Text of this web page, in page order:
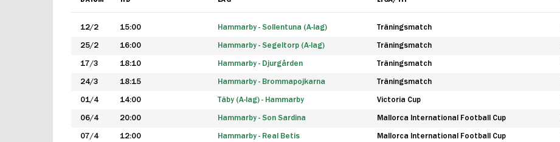
12/2 15:00 Hammarby - Sollentuna (A-lag) Träningsmatch
25/2 16:00 Hammarby - Segeltorp (A-lag) Träningsmatch
17/3 18:10 Hammarby - Djurgården Träningsmatch
24/3 18:15 Hammarby - Brommapojkarna Träningsmatch
01/4 14:00 Täby (A-lag) - Hammarby Victoria Cup
06/4 20:00 Hammarby - Son Sardina Mallorca International Football Cup
07/4 12:00 Hammarby - Real Betis Mallorca International Football Cup